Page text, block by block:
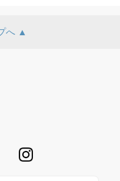
へ ▲